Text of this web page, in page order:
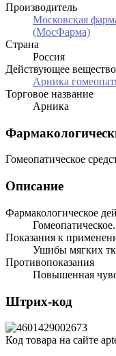
Производитель
Московская
(МосФарма)
Страна
Россия
Действующее вещество
Арника
Торговое название
Арника
Гомеопатическое
Описание
Фармакологическое
Гомеопатическое.
Показания к
Ушибы мягких
Противопоказания
Повышенная
Штрих-код
Код товара на сайте